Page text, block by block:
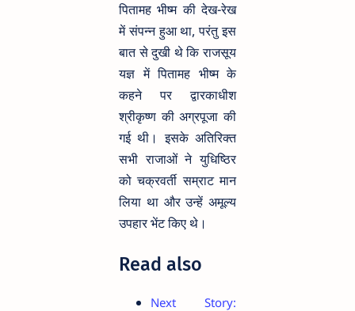
पितामह भीष्म की देख-रेख
में संपन्न हुआ था, परंतु इस
बात से दुखी थे कि राजसूय
यज्ञ में पितामह भीष्म के
कहने पर द्वारकाधीश
श्रीकृष्ण की अग्रपूजा की
गई थी। इसके अतिरिक्त
सभी राजाओं ने युधिष्ठिर
को चक्रवर्ती सम्राट मान
लिया था और उन्हें अमूल्य
उपहार भेंट किए थे।
Read also
Next Story: